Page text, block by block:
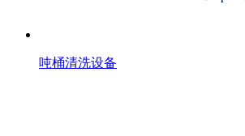
吨桶清洗设备